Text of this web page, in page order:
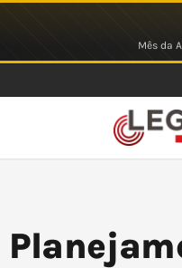
Mês da